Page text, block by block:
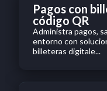
Pagos con
código QR
Administra pagos,
entorno con
billeteras digitale...